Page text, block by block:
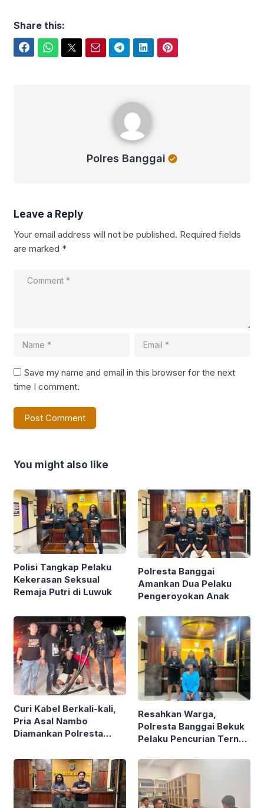
Share this:
Polres Banggai
Leave a Reply
Your email address will not be published. Required fields
are marked *
Save my name and email in this browser for the next
time I comment.
You might also like
Polisi Tangkap Pelaku
Kekerasan Seksual
Remaja Putri di Luwuk
Polresta Banggai
Amankan Dua Pelaku
Pengeroyokan Anak
Curi Kabel Berkali-kali,
Pria Asal Nambo
Diamankan Polresta
Resahkan Warga,
Polresta Banggai Bekuk
Pelaku Pencurian Ternak